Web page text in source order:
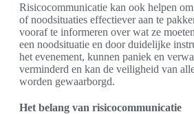
Risicocommunicatie kan ook helpen
of noodsituaties effectiever aan te
vooraf te informeren over wat ze
een noodsituatie en door duidelijke
het evenement, kunnen paniek en
verminderd en kan de veiligheid van
worden gewaarborgd.
Het belang van risicocommunicatie